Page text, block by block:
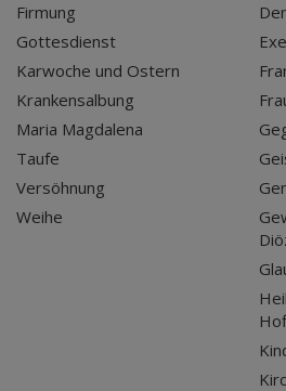
Firmung
Gottesdienst
Karwoche und Ostern
Krankensalbung
Maria Magdalena
Taufe
Versöhnung
Weihe